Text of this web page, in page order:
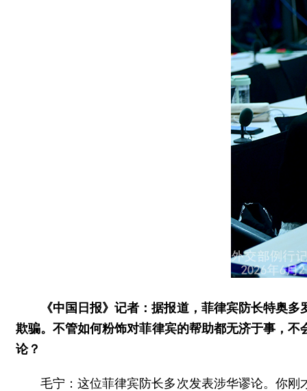
《中国日报》记者：据报道，菲律宾防长特奥
欺骗。不管如何粉饰对菲律宾的帮助都无济于事，
论？
毛宁：这位菲律宾防长多次发表涉华谬论。你